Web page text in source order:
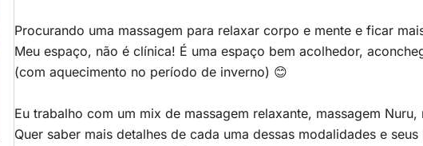
Procurando uma massagem para relaxar corpo e mente e ficar
Meu espaço, não é clínica! É uma espaço bem acolhedor,
(com aquecimento no período de inverno) 😊
Eu trabalho com um mix de massagem relaxante, massagem
Quer saber mais detalhes de cada uma dessas modalidades e